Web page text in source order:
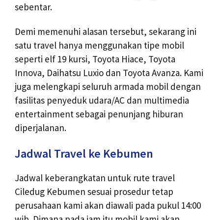
sebentar.
Demi memenuhi alasan tersebut, sekarang ini
satu travel hanya menggunakan tipe mobil
seperti elf 19 kursi, Toyota Hiace, Toyota
Innova, Daihatsu Luxio dan Toyota Avanza. Kami
juga melengkapi seluruh armada mobil dengan
fasilitas penyeduk udara/AC dan multimedia
entertainment sebagai penunjang hiburan
diperjalanan.
Jadwal Travel ke Kebumen
Jadwal keberangkatan untuk rute travel
Ciledug Kebumen sesuai prosedur tetap
perusahaan kami akan diawali pada pukul 14:00